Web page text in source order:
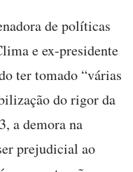
de políticas
e ex-presidente
ter tomado “várias
do rigor da
a demora na
prejudicial ao